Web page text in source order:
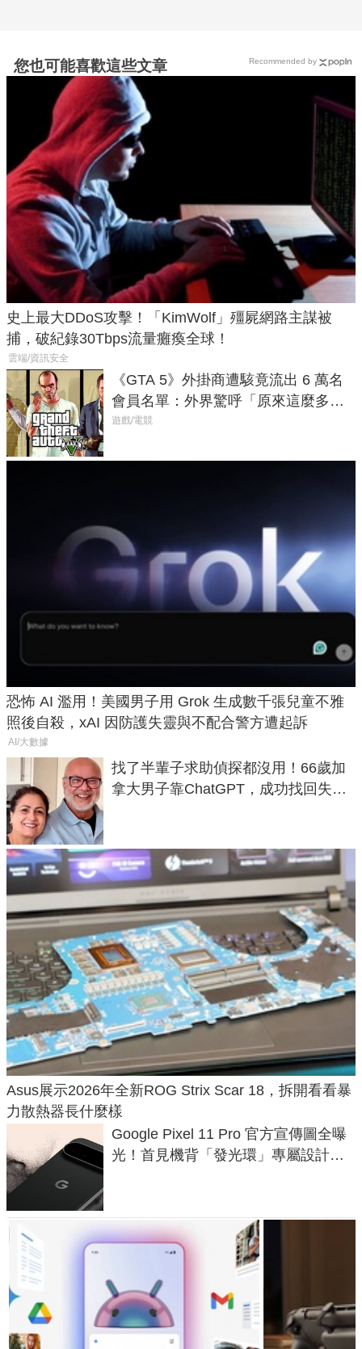
您也可能喜歡這些文章
史上最大DDoS攻擊！「KimWolf」殭屍網路主謀被
捕，破紀錄30Tbps流量癱瘓全球！
雲端/資訊安全
《GTA 5》外掛商遭駭竟流出 6 萬名
會員名單：外界驚呼「原來這麼多人
在開掛！」
遊戲/電競
恐怖 AI 濫用！美國男子用 Grok 生成數千張兒童不雅
照後自殺，xAI 因防護失靈與不配合警方遭起訴
AI/大數據
找了半輩子求助偵探都沒用！66歲加
拿大男子靠ChatGPT，成功找回失散
Asus展示2026年全新ROG Strix Scar 18，拆開看看暴
力散熱器長什麼樣
Google Pixel 11 Pro 官方宣傳圖全曝
光！首見機背「發光環」專屬設計、
Recommended by